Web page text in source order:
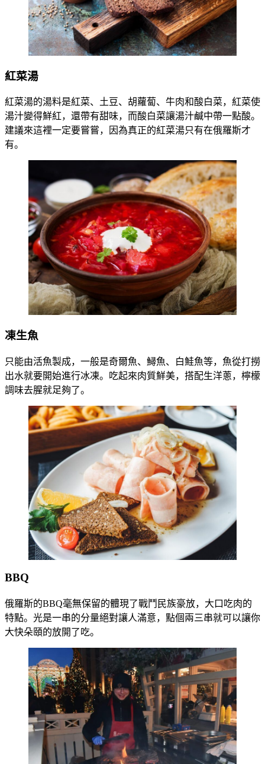
紅菜湯
紅菜湯的湯料是紅菜、土豆、胡蘿蔔、牛肉和酸白菜，紅菜使
湯汁變得鮮紅，還帶有甜味，而酸白菜讓湯汁鹹中帶一點酸。
建議來這裡一定要嘗嘗，因為真正的紅菜湯只有在俄羅斯才
有。
凍生魚
只能由活魚製成，一般是奇爾魚、鱘魚、白鮭魚等，魚從打撈
出水就要開始進行冰凍。吃起來肉質鮮美，搭配生洋蔥，檸檬
調味去腥就足夠了。
BBQ
俄羅斯的BBQ毫無保留的體現了戰鬥民族豪放，大口吃肉的
特點。光是一串的分量絕對讓人滿意，點個兩三串就可以讓你
大快朵頤的放開了吃。